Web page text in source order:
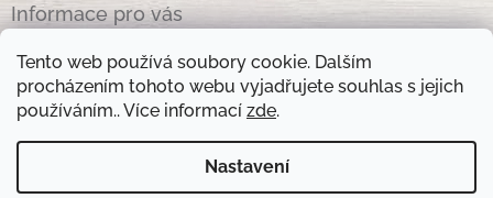
Tento web používá soubory cookie. Dalším
procházením tohoto webu vyjadřujete souhlas s jejich
používáním.. Více informací zde.
Nastavení
Informace pro vás
Obchodní podmínky
Podmínky ochrany osobních údajů
Kontakty
Otevírací doba prodejny: pondělí - pátek - 8.30 -17.00 , sobota 9.00-11 .00